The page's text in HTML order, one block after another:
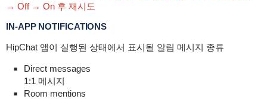
→ Off → On 후 재시도
IN-APP NOTIFICATIONS
HipChat 앱이 실행된 상태에서 표시될 알림 메시지 종류
Direct messages
1:1 메시지
Room mentions